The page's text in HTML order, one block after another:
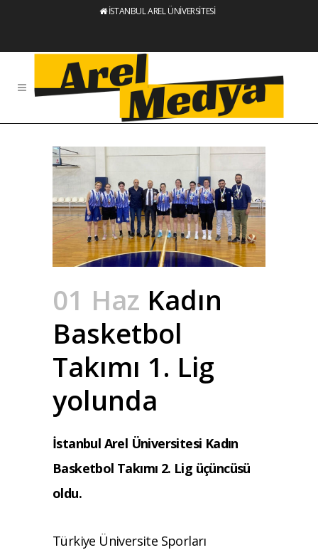
İSTANBUL AREL ÜNİVERSİTESİ
01 Haz Kadın
Basketbol
Takımı 1. Lig
yolunda
İstanbul Arel Üniversitesi Kadın
Basketbol Takımı 2. Lig üçüncüsü
oldu.
Türkiye Üniversite Sporları